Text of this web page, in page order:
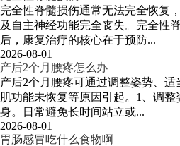
完全性脊髓损伤通常无法完全恢复
及自主神经功能完全丧失。完全性
后，康复治疗的核心在于预防...
2026-08-01
产后2个月腰疼怎么办
产后2个月腰疼可通过调整姿势、
肌功能未恢复等原因引起。1、调
身。日常避免长时间站立或...
2026-08-01
胃肠感冒吃什么食物啊